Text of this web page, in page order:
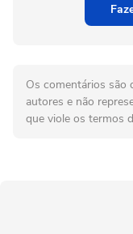
Os comentários são
autores e não
que viole os termos